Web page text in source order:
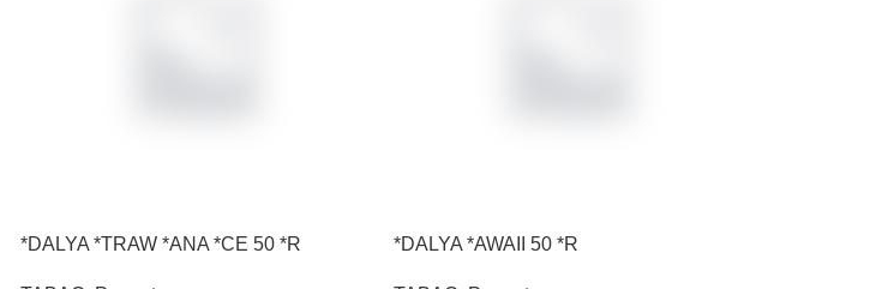
*DALYA *TRAW *ANA *CE 50 *R *DALYA *AWAII 50 *R